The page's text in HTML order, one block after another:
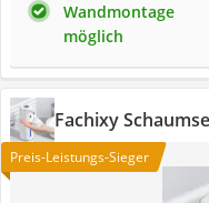
Wandmontage
möglich
Fachixy
Preis-Leistungs-Sieger